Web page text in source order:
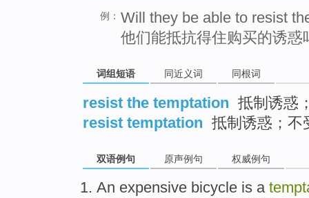
例： Will they be able to resist
他们能抵抗得住购买的诱惑
词组短语 同近义词 同根词
resist the temptation 抵制诱惑
resist temptation 抵制诱惑；不
双语例句 原声例句 权威例句
An expensive bicycle is a